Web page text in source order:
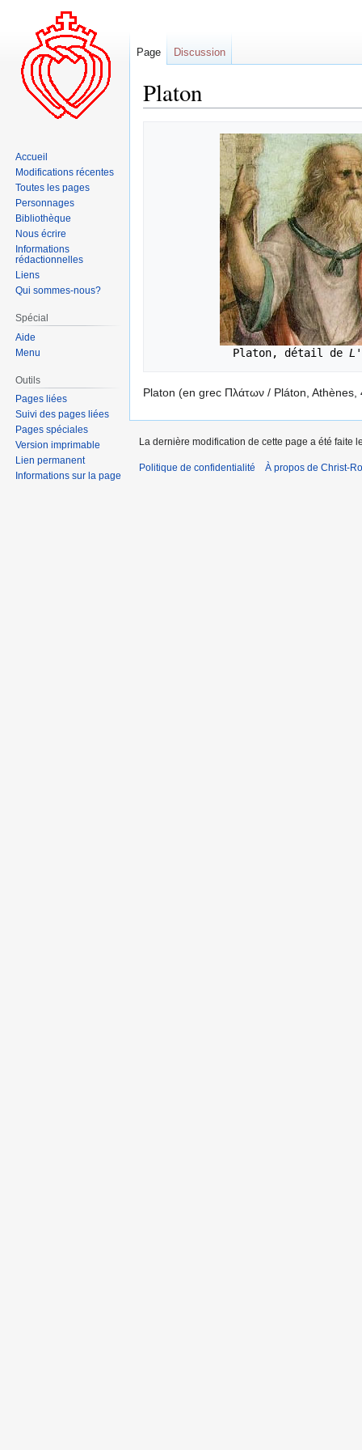
Platon
            Platon, détail de
Platon (en grec Πλάτων / Pláton,
Page Discussion
Accueil
Modifications récentes
Toutes les pages
Personnages
Bibliothèque
Nous écrire
Informations
rédactionnelles
Liens
Qui sommes-nous?
Spécial
Aide
Menu
Outils
Pages liées
Suivi des pages liées
Pages spéciales
Version imprimable
Lien permanent
Informations sur la page
La dernière modification de cette page a été faite
Politique de confidentialité À propos de Christ-